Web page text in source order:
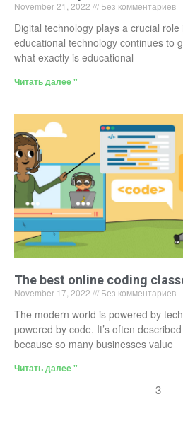
November 21, 2022 Без комментариев
Digital technology plays a crucial
educational technology continues to
what exactly is educational
Читать далее "
The best online coding
November 17, 2022 Без комментариев
The modern world is powered by
powered by code. It’s often described
because so many businesses value
Читать далее "
3